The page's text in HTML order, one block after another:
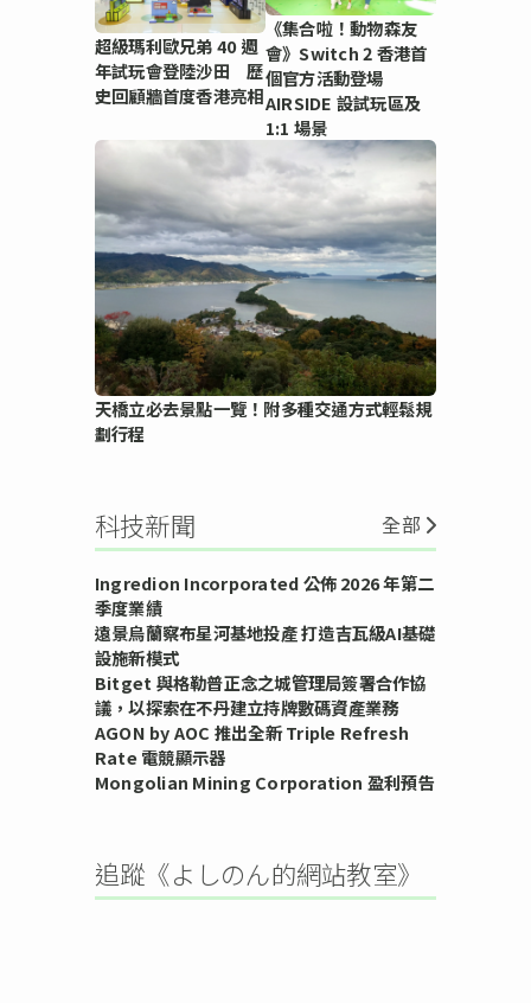
超級瑪利歐兄弟 40 週
年試玩會登陸沙田 歷
史回顧牆首度香港亮相
《集合啦！動物森友
會》Switch 2 香港首
個官方活動登場
AIRSIDE 設試玩區及
1:1 場景
天橋立必去景點一覽！附多種交通方式輕鬆規
劃行程
科技新聞 全部
Ingredion Incorporated 公佈 2026 年第二
季度業績
遠景烏蘭察布星河基地投產 打造吉瓦級AI基礎
設施新模式
Bitget 與格勒普正念之城管理局簽署合作協
議，以探索在不丹建立持牌數碼資產業務
AGON by AOC 推出全新 Triple Refresh
Rate 電競顯示器
Mongolian Mining Corporation 盈利預告
追蹤《よしのん的網站教室》